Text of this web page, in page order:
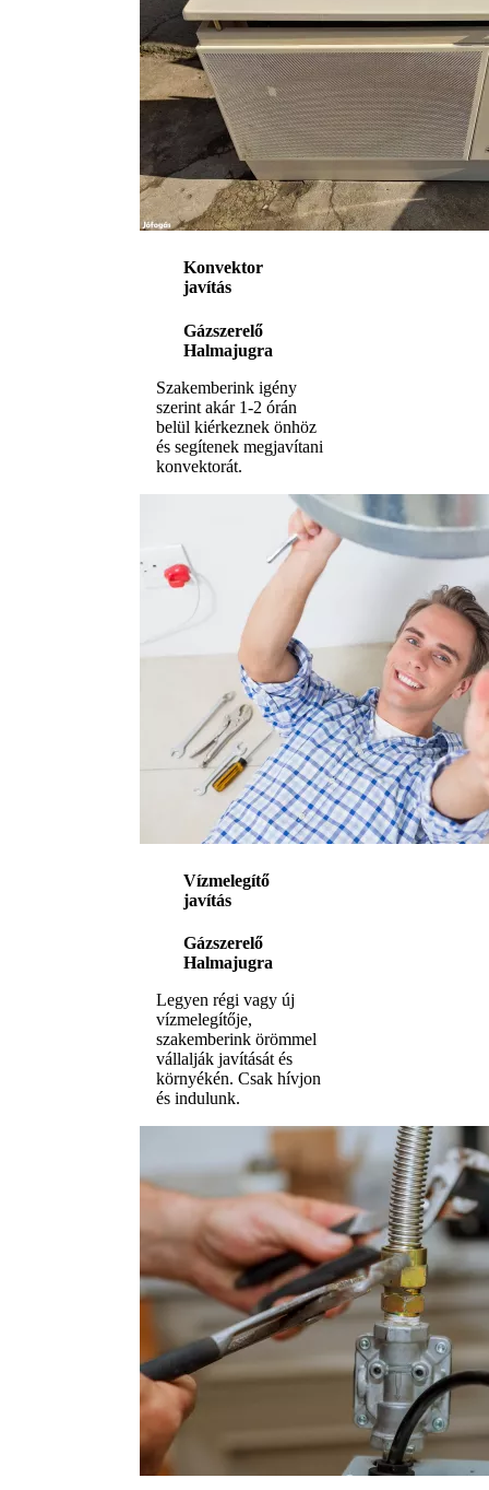
Konvektor
javítás
Gázszerelő
Halmajugra
Szakemberink igény
szerint akár 1-2 órán
belül kiérkeznek önhöz
és segítenek megjavítani
konvektorát.
Vízmelegítő
javítás
Gázszerelő
Halmajugra
Legyen régi vagy új
vízmelegítője,
szakemberink örömmel
vállalják javítását és
környékén. Csak hívjon
és indulunk.